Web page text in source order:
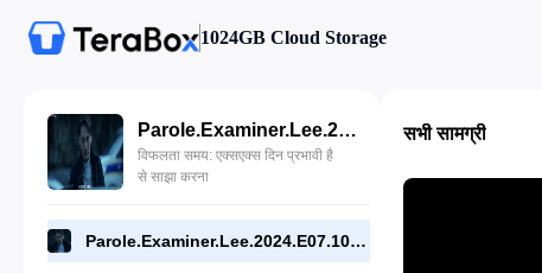
1024GB Cloud Storage
Parole.Examiner.Lee.2024.E07.1080p.WEB.[RMC].mp4
विफलता समय: एक्सएक्स दिन प्रभावी है
से साझा करना
Parole.Examiner.Lee.2024.E07.1080p.WEB.[RMC].mp4
सभी सामग्री